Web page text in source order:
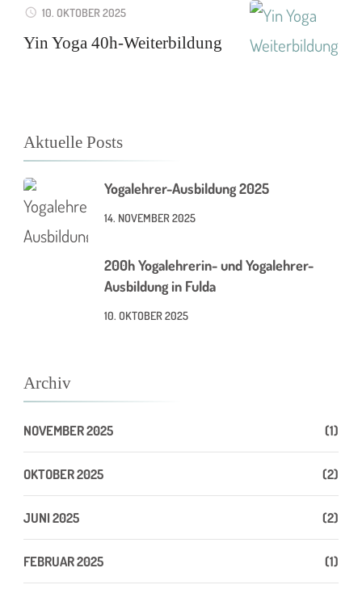
10. OKTOBER 2025
Yin Yoga 40h-Weiterbildung
Aktuelle Posts
Yogalehrer-Ausbildung 2025
14. NOVEMBER 2025
200h Yogalehrerin- und Yogalehrer-
Ausbildung in Fulda
10. OKTOBER 2025
Archiv
NOVEMBER 2025 (1)
OKTOBER 2025 (2)
JUNI 2025 (2)
FEBRUAR 2025 (1)